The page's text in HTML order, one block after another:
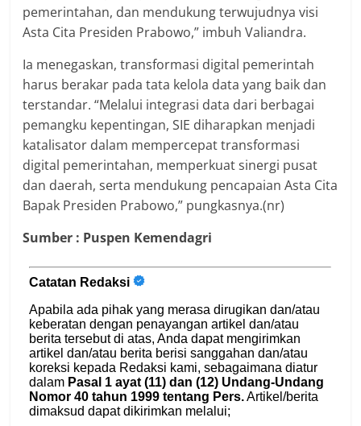
pemerintahan, dan mendukung terwujudnya visi
Asta Cita Presiden Prabowo,” imbuh Valiandra.
Ia menegaskan, transformasi digital pemerintah
harus berakar pada tata kelola data yang baik dan
terstandar. “Melalui integrasi data dari berbagai
pemangku kepentingan, SIE diharapkan menjadi
katalisator dalam mempercepat transformasi
digital pemerintahan, memperkuat sinergi pusat
dan daerah, serta mendukung pencapaian Asta Cita
Bapak Presiden Prabowo,” pungkasnya.(nr)
Sumber : Puspen Kemendagri